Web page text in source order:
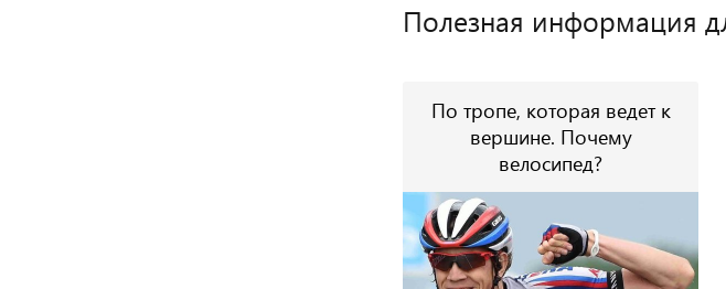
Полезная информация
По тропе, которая ведет к
вершине. Почему
велосипед?